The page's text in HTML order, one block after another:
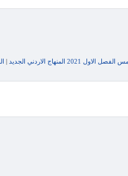
الاردني الجديد |